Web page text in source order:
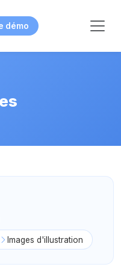
démo
Images d'illustration